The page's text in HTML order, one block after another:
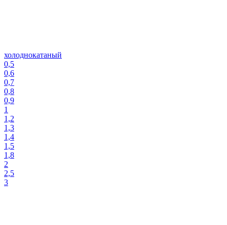
холоднокатаный
0,5
0,6
0,7
0,8
0,9
1
1,2
1,3
1,4
1,5
1,8
2
2,5
3